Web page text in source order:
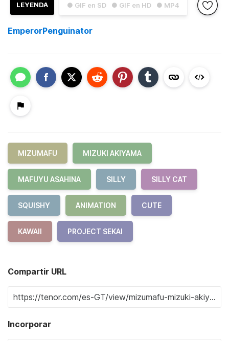
● GIF en SD ● GIF en HD ● MP4
LEYENDA
EmperorPenguinator
MIZUMAFU MIZUKI AKIYAMA
MAFUYU ASAHINA SILLY SILLY CAT
SQUISHY ANIMATION CUTE
KAWAII PROJECT SEKAI
Compartir URL
Incorporar